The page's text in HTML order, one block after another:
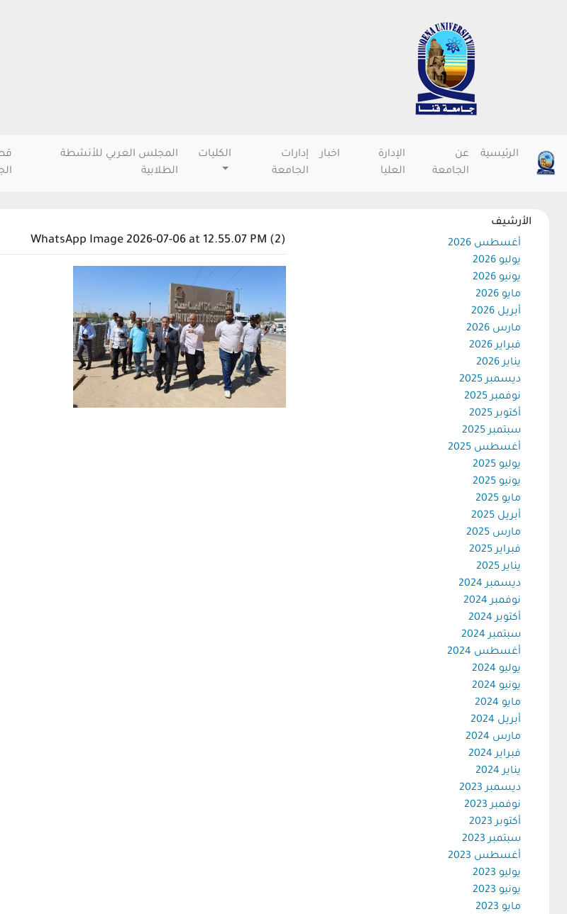
الرئيسية
عن
الجامعة
الإدارة
العليا
اخبار
إدارات
الجامعة
الكليات
المجلس العربي للأنشطة
الطلابية
الأرشيف
أغسطس 2026
يوليو 2026
يونيو 2026
مايو 2026
أبريل 2026
مارس 2026
فبراير 2026
يناير 2026
ديسمبر 2025
نوفمبر 2025
أكتوبر 2025
سبتمبر 2025
أغسطس 2025
يوليو 2025
يونيو 2025
مايو 2025
أبريل 2025
مارس 2025
فبراير 2025
يناير 2025
ديسمبر 2024
نوفمبر 2024
أكتوبر 2024
سبتمبر 2024
أغسطس 2024
يوليو 2024
يونيو 2024
مايو 2024
أبريل 2024
مارس 2024
فبراير 2024
يناير 2024
ديسمبر 2023
نوفمبر 2023
أكتوبر 2023
سبتمبر 2023
أغسطس 2023
يوليو 2023
يونيو 2023
مايو 2023
WhatsApp Image 2026-07-06 at 12.55.07 PM (2)